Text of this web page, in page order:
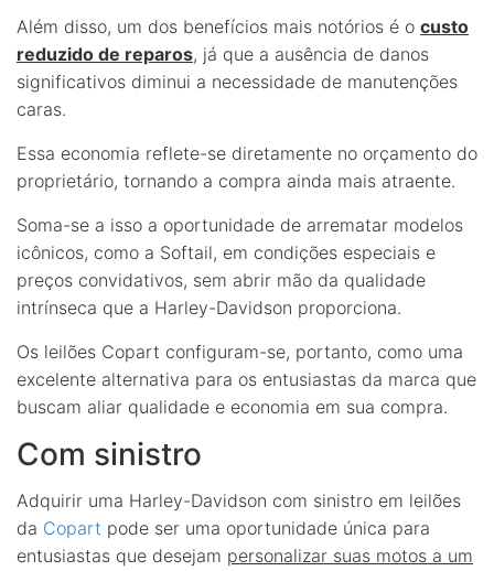
Além disso, um dos benefícios mais notórios é o custo
reduzido de reparos, já que a ausência de danos
significativos diminui a necessidade de manutenções
caras.
Essa economia reflete-se diretamente no orçamento do
proprietário, tornando a compra ainda mais atraente.
Soma-se a isso a oportunidade de arrematar modelos
icônicos, como a Softail, em condições especiais e
preços convidativos, sem abrir mão da qualidade
intrínseca que a Harley-Davidson proporciona.
Os leilões Copart configuram-se, portanto, como uma
excelente alternativa para os entusiastas da marca que
buscam aliar qualidade e economia em sua compra.
Com sinistro
Adquirir uma Harley-Davidson com sinistro em leilões
da Copart pode ser uma oportunidade única para
entusiastas que desejam personalizar suas motos a um